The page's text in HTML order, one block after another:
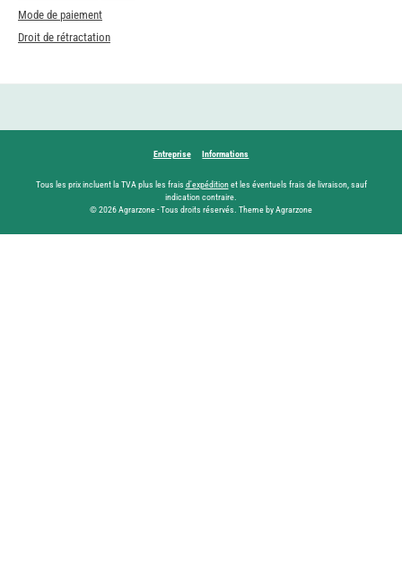
Mode de paiement
Droit de rétractation
Entreprise Informations
Tous les prix incluent la TVA plus les frais d'expéditionet les éventuels frais de livraison, sauf
indication contraire.
© 2026 Agrarzone - Tous droits réservés. Theme by Agrarzone